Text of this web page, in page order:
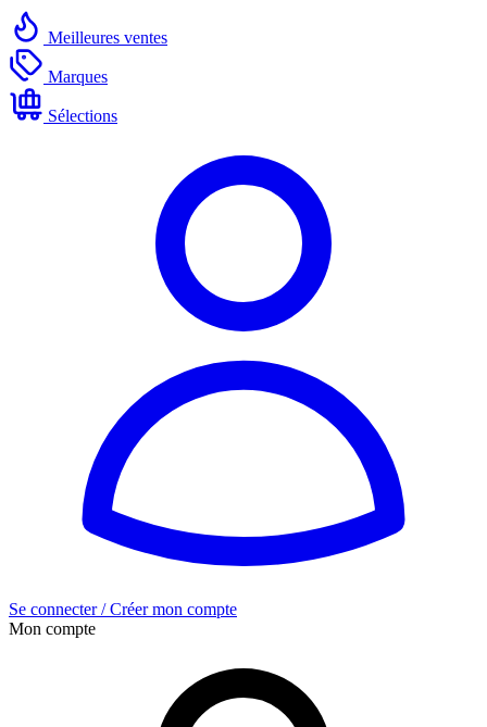
Meilleures ventes
Marques
Sélections
Se connecter / Créer mon compte
Mon compte